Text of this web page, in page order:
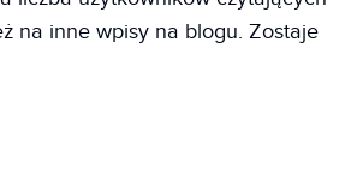
na inne wpisy na blogu. Zostaje